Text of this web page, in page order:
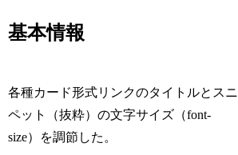
基本情報
各種カード形式リンクのタイトルとスニ
ペット（抜粋）の文字サイズ（font-
size）を調節した。